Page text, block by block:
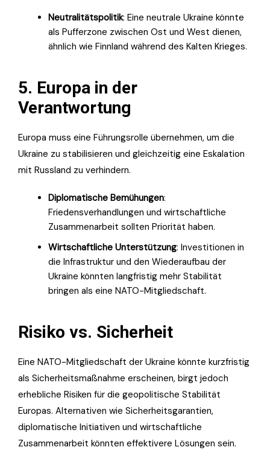
Neutralitätspolitik: Eine neutrale Ukraine könnte
als Pufferzone zwischen Ost und West dienen,
ähnlich wie Finnland während des Kalten Krieges.
5. Europa in der
Verantwortung
Europa muss eine Führungsrolle übernehmen, um die
Ukraine zu stabilisieren und gleichzeitig eine Eskalation
mit Russland zu verhindern.
Diplomatische Bemühungen:
Friedensverhandlungen und wirtschaftliche
Zusammenarbeit sollten Priorität haben.
Wirtschaftliche Unterstützung: Investitionen in
die Infrastruktur und den Wiederaufbau der
Ukraine könnten langfristig mehr Stabilität
bringen als eine NATO-Mitgliedschaft.
Risiko vs. Sicherheit
Eine NATO-Mitgliedschaft der Ukraine könnte kurzfristig
als Sicherheitsmaßnahme erscheinen, birgt jedoch
erhebliche Risiken für die geopolitische Stabilität
Europas. Alternativen wie Sicherheitsgarantien,
diplomatische Initiativen und wirtschaftliche
Zusammenarbeit könnten effektivere Lösungen sein.